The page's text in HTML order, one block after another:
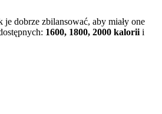
dobrze zbilansować, aby miały one
1600, 1800, 2000 kalorii i